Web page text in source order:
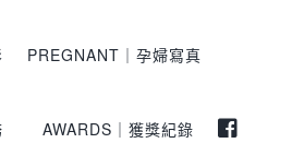
PREGNANT｜孕婦寫真
AWARDS｜獲獎紀錄